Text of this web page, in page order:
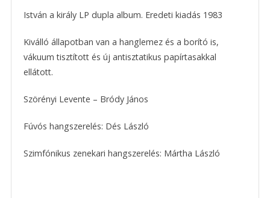
István a király LP dupla album. Eredeti kiadás 1983
Kiválló állapotban van a hanglemez és a borító is,
vákuum tisztított és új antisztatikus papírtasakkal
ellátott.
Szörényi Levente – Bródy János
Fúvós hangszerelés: Dés László
Szimfónikus zenekari hangszerelés: Mártha László